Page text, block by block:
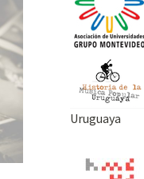
Uruguaya